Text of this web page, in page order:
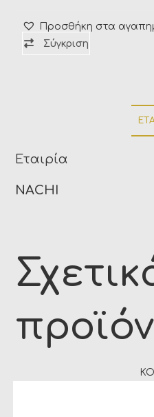
Προσθήκη στα
Σύγκριση
Εταιρία
NACHI